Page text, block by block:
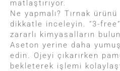
matlaştırıyor.
Ne yapmalı? Tırnak
dikkatle inceleyin. “3-
zararlı kimyasalların
Aseton yerine daha
edin. Ojeyi çıkarırken
bekleterek işlemi